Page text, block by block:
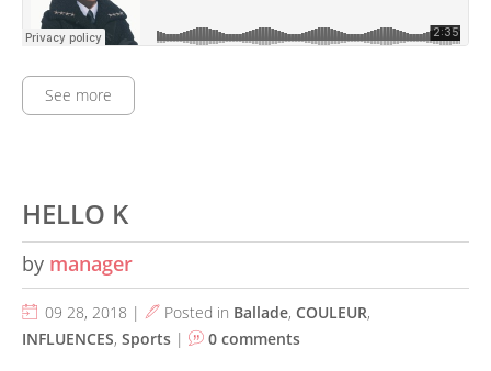
See more
HELLO K
by manager
09 28, 2018 | Posted in Ballade, COULEUR,
INFLUENCES, Sports | 0 comments